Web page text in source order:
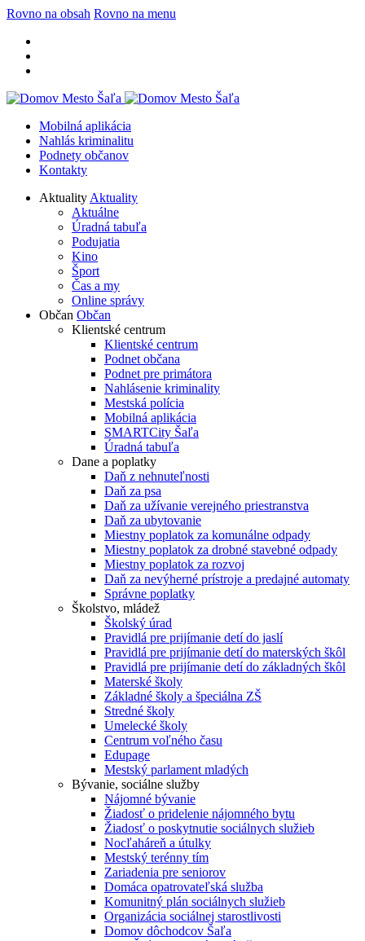
Rovno na obsah Rovno na menu
Mobilná aplikácia
Nahlás kriminalitu
Podnety občanov
Kontakty
Aktuality Aktuality
Aktuálne
Úradná tabuľa
Podujatia
Kino
Šport
Čas a my
Online správy
Občan Občan
Klientské centrum
Klientské centrum
Podnet občana
Podnet pre primátora
Nahlásenie kriminality
Mestská polícia
Mobilná aplikácia
SMARTCity Šaľa
Úradná tabuľa
Dane a poplatky
Daň z nehnuteľnosti
Daň za psa
Daň za užívanie verejného priestranstva
Daň za ubytovanie
Miestny poplatok za komunálne odpady
Miestny poplatok za drobné stavebné odpady
Miestny poplatok za rozvoj
Daň za nevýherné prístroje a predajné automaty
Správne poplatky
Školstvo, mládež
Školský úrad
Pravidlá pre prijímanie detí do jaslí
Pravidlá pre prijímanie detí do materských škôl
Pravidlá pre prijímanie detí do základných škôl
Materské školy
Základné školy a špeciálna ZŠ
Stredné školy
Umelecké školy
Centrum voľného času
Edupage
Mestský parlament mladých
Bývanie, sociálne služby
Nájomné bývanie
Žiadosť o pridelenie nájomného bytu
Žiadosť o poskytnutie sociálnych služieb
Nocľaháreň a útulky
Mestský terénny tím
Zariadenia pre seniorov
Domáca opatrovateľská služba
Komunitný plán sociálnych služieb
Organizácia sociálnej starostlivosti
Domov dôchodcov Šaľa